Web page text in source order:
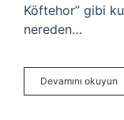
Köftehor” gibi
nereden…
Devamını okuyun